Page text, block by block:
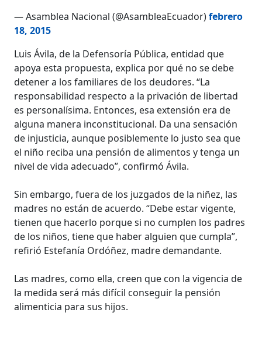
— Asamblea Nacional (@AsambleaEcuador)febrero
18, 2015
Luis Ávila, de la Defensoría Pública, entidad que
apoya esta propuesta, explica por qué no se debe
detener a los familiares de los deudores. “La
responsabilidad respecto a la privación de libertad
es personalísima. Entonces, esa extensión era de
alguna manera inconstitucional. Da una sensación
de injusticia, aunque posiblemente lo justo sea que
el niño reciba una pensión de alimentos y tenga un
nivel de vida adecuado”, confirmó Ávila.
Sin embargo, fuera de los juzgados de la niñez, las
madres no están de acuerdo. “Debe estar vigente,
tienen que hacerlo porque si no cumplen los padres
de los niños, tiene que haber alguien que cumpla”,
refirió Estefanía Ordóñez, madre demandante.
Las madres, como ella, creen que con la vigencia de
la medida será más difícil conseguir la pensión
alimenticia para sus hijos.